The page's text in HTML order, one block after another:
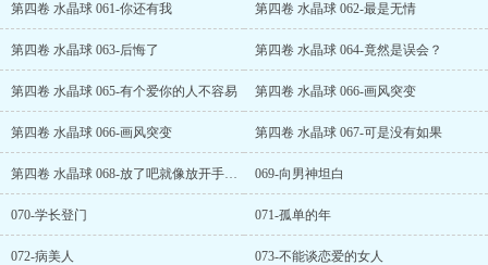
第四卷 水晶球 061-你还有我 第四卷 水晶球 062-最是无情
第四卷 水晶球 063-后悔了 第四卷 水晶球 064-竟然是误会？
第四卷 水晶球 065-有个爱你的人不容易 第四卷 水晶球 066-画风突变
第四卷 水晶球 066-画风突变 第四卷 水晶球 067-可是没有如果
第四卷 水晶球 068-放了吧就像放开手中沙 069-向男神坦白
070-学长登门 071-孤单的年
072-病美人 073-不能谈恋爱的女人